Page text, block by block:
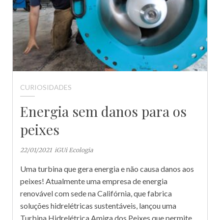
CURIOSIDADES
Energia sem danos para os
peixes
22/01/2021 iGUi Ecologia
Uma turbina que gera energia e não causa danos aos
peixes! Atualmente uma empresa de energia
renovável com sede na Califórnia, que fabrica
soluções hidrelétricas sustentáveis, lançou uma
Turbina Hidrelétrica Amiga dos Peixes que permite